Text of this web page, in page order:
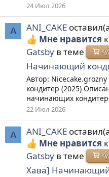
24 Июл 2026
A ANI_CAKE
Мне нравится к
Gatsby в теме
Начинающий
Автор:
кондитер (2025)
начинающих
22 Июл 2026
A ANI_CAKE
Мне нравится к
Gatsby в теме
Хава] Начинающий